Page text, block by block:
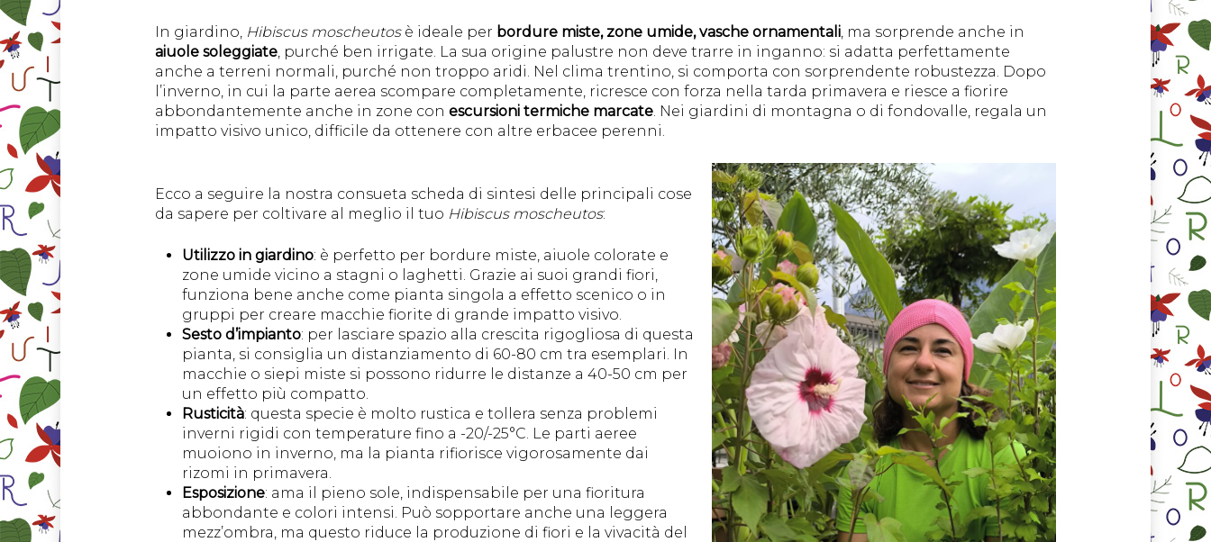
In giardino, Hibiscus moscheutosè ideale per bordure miste, zone umide, vasche ornamentali, ma sorprende anche in
aiuole soleggiate, purché ben irrigate. La sua origine palustre non deve trarre in inganno: si adatta perfettamente
anche a terreni normali, purché non troppo aridi. Nel clima trentino, si comporta con sorprendente robustezza. Dopo
l’inverno, in cui la parte aerea scompare completamente, ricresce con forza nella tarda primavera e riesce a fiorire
abbondantemente anche in zone con escursioni termiche marcate. Nei giardini di montagna o di fondovalle, regala un
impatto visivo unico, difficile da ottenere con altre erbacee perenni.
Ecco a seguire la nostra consueta scheda di sintesi delle principali cose
da sapere per coltivare al meglio il tuo Hibiscus moscheutos:
Utilizzo in giardino: è perfetto per bordure miste, aiuole colorate e
zone umide vicino a stagni o laghetti. Grazie ai suoi grandi fiori,
funziona bene anche come pianta singola a effetto scenico o in
gruppi per creare macchie fiorite di grande impatto visivo.
Sesto d’impianto: per lasciare spazio alla crescita rigogliosa di questa
pianta, si consiglia un distanziamento di 60-80 cm tra esemplari. In
macchie o siepi miste si possono ridurre le distanze a 40-50 cm per
un effetto più compatto.
Rusticità: questa specie è molto rustica e tollera senza problemi
inverni rigidi con temperature fino a -20/-25°C. Le parti aeree
muoiono in inverno, ma la pianta rifiorisce vigorosamente dai
rizomi in primavera.
Esposizione: ama il pieno sole, indispensabile per una fioritura
abbondante e colori intensi. Può sopportare anche una leggera
mezz’ombra, ma questo riduce la produzione di fiori e la vivacità del